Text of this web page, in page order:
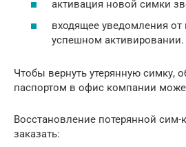
активация новой симки
входящее уведомления от
успешном активировании.
Чтобы вернуть утерянную симку,
паспортом в офис компании
Восстановление потерянной
заказать: